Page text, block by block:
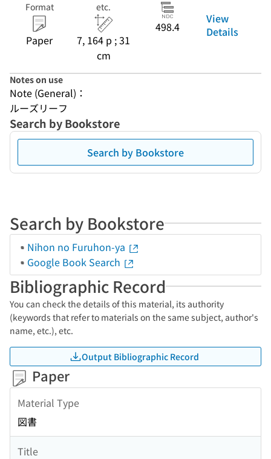
Format
Paper
etc.
7, 164 p ; 31
cm
498.4
View
Details
Notes on use
Note (General)：
ルーズリーフ
Search by Bookstore
Search by Bookstore
Search by Bookstore
Nihon no Furuhon-ya
Google Book Search
Bibliographic Record
You can check the details of this material, its authority
(keywords that refer to materials on the same subject, author's
name, etc.), etc.
Output Bibliographic Record
Paper
Material Type
図書
Title